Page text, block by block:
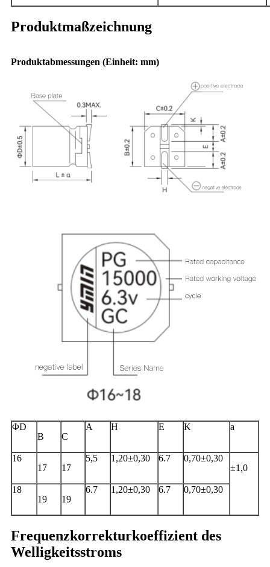
Produktmaßzeichnung
Produktabmessungen (Einheit: mm)
ΦD
B
C
A H E K a
16
17
17
5,5 1,20±0,30 6.7
0,70±0,30
±1,0
18
19
19
6.7 1,20±0,30 6.7 0,70±0,30
Frequenzkorrekturkoeffizient des
Welligkeitsstroms